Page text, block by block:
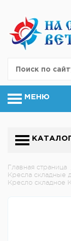
МЕНЮ
Главная страница
Кресла складные
Кресло складное